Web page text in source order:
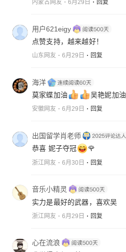
内蒙古网友 6月29日 回复
用户621eigy
点赞支持，越来越好！
山东网友 6月29日 回复
海洋
莫家蝶加油
吴艳妮加油
安徽网友 6月29日 回复
出国留学肖老师
恭喜 妮子夺冠
🌹
浙江网友 6月30日 回复
音乐小精灵
实力是最好的武器，喜欢吴
浙江网友 6月29日 回复
心在流浪